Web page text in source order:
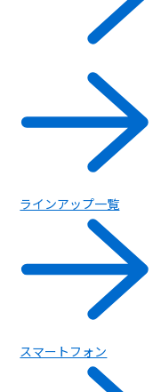
ラインアップ一覧
スマートフォン